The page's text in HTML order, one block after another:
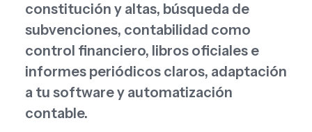
constitución y altas, búsqueda de
subvenciones, contabilidad como
control financiero, libros oficiales e
informes periódicos claros, adaptación
a tu software y automatización
contable.